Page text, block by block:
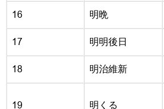
16 明晩
17 明明後日
18 明治維新
19 明くる